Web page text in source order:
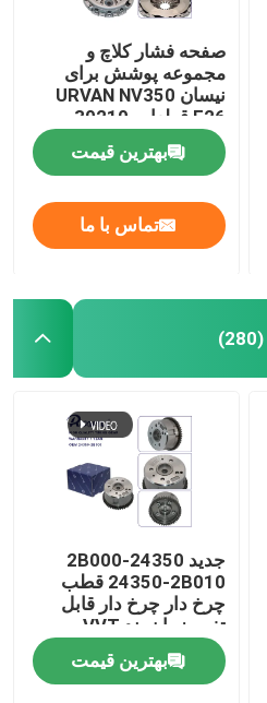
صفحه فشار کلاچ و
مجموعه پوشش برای
نیسان URVAN NV350
3XN0A
بهترین قیمت
تماس با ما
(280)
جدید 24350-2B000
24350-2B010 قطب
چرخ دار چرخ دار قابل
تغییر زمان بند VVT
Sprocket برای هیوندای
کیا Soul G4FC Kit
Timing Chain
بهترین قیمت